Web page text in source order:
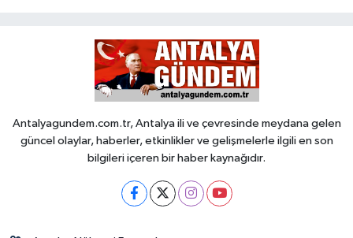
Antalyagundem.com.tr, Antalya ili ve çevresinde meydana gelen
güncel olaylar, haberler, etkinlikler ve gelişmelerle ilgili en son
bilgileri içeren bir haber kaynağıdır.